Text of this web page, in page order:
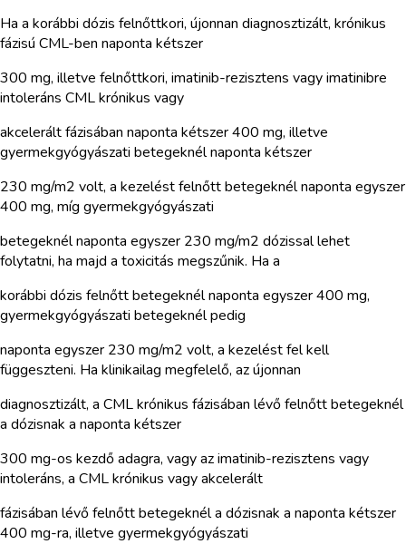
Ha a korábbi dózis felnőttkori, újonnan diagnosztizált, krónikus
fázisú CML-ben naponta kétszer
300 mg, illetve felnőttkori, imatinib-rezisztens vagy imatinibre
intoleráns CML krónikus vagy
akcelerált fázisában naponta kétszer 400 mg, illetve
gyermekgyógyászati betegeknél naponta kétszer
230 mg/m2 volt, a kezelést felnőtt betegeknél naponta egyszer
400 mg, míg gyermekgyógyászati
betegeknél naponta egyszer 230 mg/m2 dózissal lehet
folytatni, ha majd a toxicitás megszűnik. Ha a
korábbi dózis felnőtt betegeknél naponta egyszer 400 mg,
gyermekgyógyászati betegeknél pedig
naponta egyszer 230 mg/m2 volt, a kezelést fel kell
függeszteni. Ha klinikailag megfelelő, az újonnan
diagnosztizált, a CML krónikus fázisában lévő felnőtt betegeknél
a dózisnak a naponta kétszer
300 mg-os kezdő adagra, vagy az imatinib-rezisztens vagy
intoleráns, a CML krónikus vagy akcelerált
fázisában lévő felnőtt betegeknél a dózisnak a naponta kétszer
400 mg-ra, illetve gyermekgyógyászati